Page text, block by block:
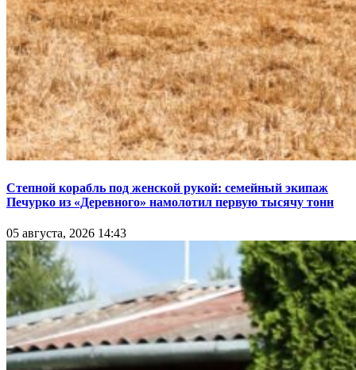
Степной корабль под женской рукой: семейный экипаж
Печурко из «Деревного» намолотил первую тысячу тонн
05 августа, 2026 14:43